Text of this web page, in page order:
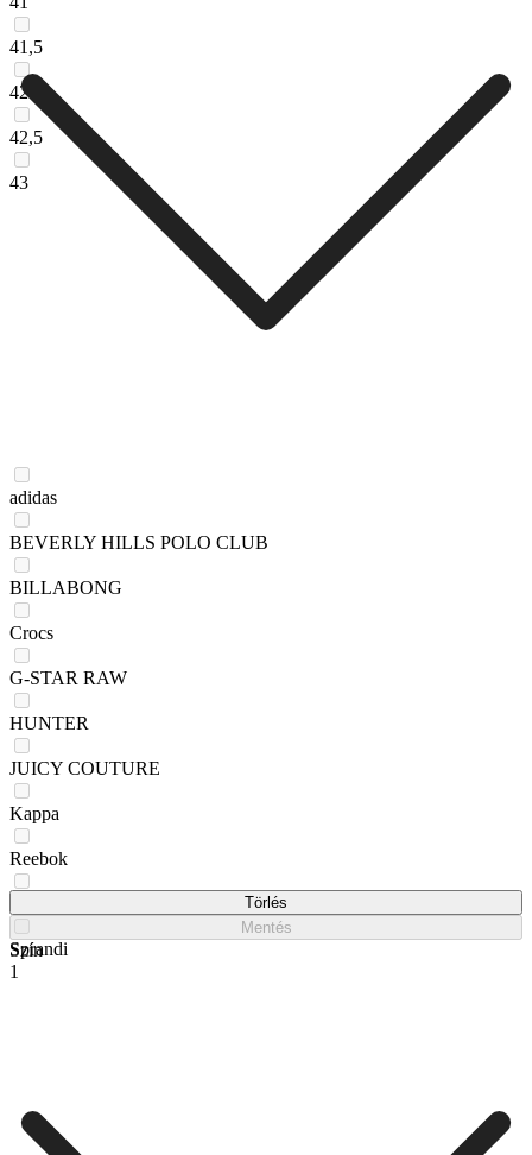
41,5
42
42,5
43
adidas
BEVERLY HILLS POLO CLUB
BILLABONG
Crocs
G-STAR RAW
HUNTER
JUICY COUTURE
Kappa
Reebok
Sprandi
Törlés
Mentés
Szín
1